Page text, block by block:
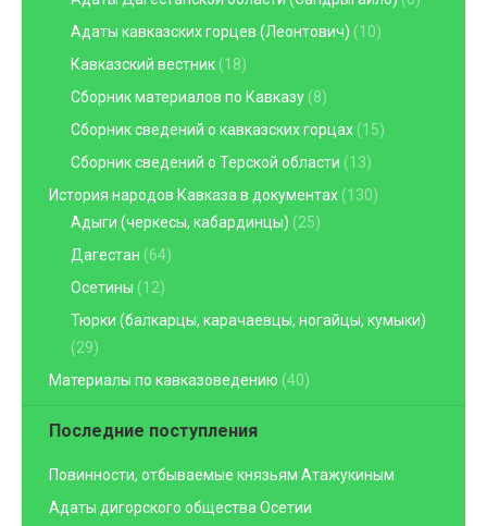
Адаты кавказских горцев (Леонтович) (10)
Кавказский вестник (18)
Сборник материалов по Кавказу (8)
Сборник сведений о кавказских горцах (15)
Сборник сведений о Терской области (13)
История народов Кавказа в документах (130)
Адыги (черкесы, кабардинцы) (25)
Дагестан (64)
Осетины (12)
Тюрки (балкарцы, карачаевцы, ногайцы, кумыки)
(29)
Материалы по кавказоведению (40)
Последние поступления
Повинности, отбываемые князьям Атажукиным
Адаты дигорского общества Осетии